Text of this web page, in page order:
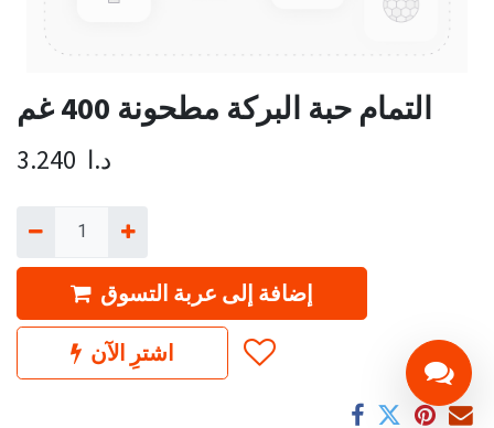
التمام حبة البركة مطحونة 400 غم
3.240 د.ا
إضافة إلى عربة التسوق
اشترِ الآن